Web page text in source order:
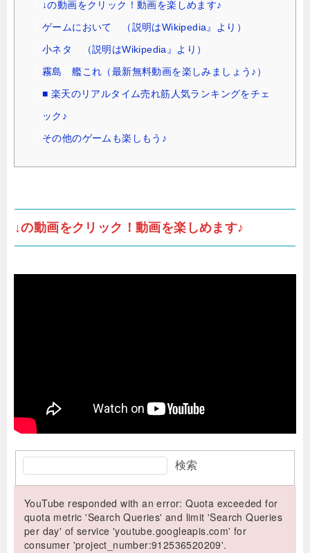
↓の動画をクリック！動画を楽しめます♪
ゲームにおいて （説明はWikipedia』より）
小ネタ （説明はWikipedia』より）
霧島 艦これ（最新無料動画を楽しみましょう♪）
■ 楽天のリアルタイム売れ筋人気ランキングをチェ
ック♪
その他のゲームも楽しもう♪
↓の動画をクリック！動画を楽しめます♪
検索
YouTube responded with an error: Quota exceeded for
quota metric 'Search Queries' and limit 'Search Queries
per day' of service 'youtube.googleapis.com' for
consumer 'project_number:912536520209'.